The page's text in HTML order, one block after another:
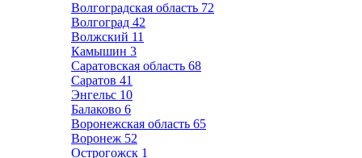
Волгоградская область 72
Волгоград 42
Волжский 11
Камышин 3
Саратовская область 68
Саратов 41
Энгельс 10
Балаково 6
Воронежская область 65
Воронеж 52
Острогожск 1